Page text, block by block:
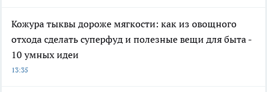
Кожура тыквы дороже мягкости: как из овощного
отхода сделать суперфуд и полезные вещи для быта -
10 умных идеи
13:35